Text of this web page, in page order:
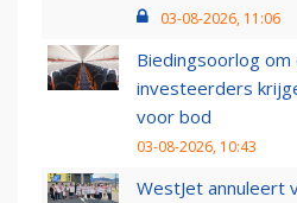
03-08-2026, 11:06
Biedingsoorlog
investeerders
voor bod
03-08-2026, 10:43
WestJet annuleert